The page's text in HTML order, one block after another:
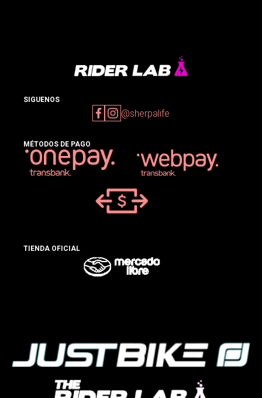
SIGUENOS
@sherpalife
MÉTODOS DE PAGO
TIENDA OFICIAL